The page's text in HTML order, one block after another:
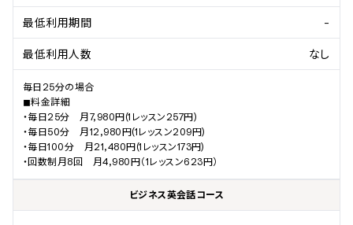
最低利用期間 -
最低利用人数 なし
毎日25分の場合
◼︎料金詳細
・毎日25分　月7,980円(1レッスン257円)
・毎日50分　月12,980円(1レッスン209円)
・毎日100分　月21,480円(1レッスン173円)
・回数制月8回　月4,980円（1レッスン623円）
ビジネス英会話コース